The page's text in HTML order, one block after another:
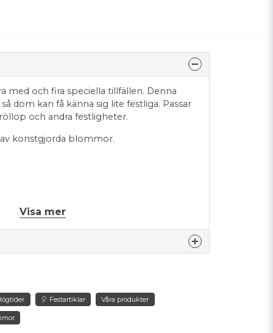
med och fira speciella tillfällen. Denna
dom kan få känna sig lite festliga. Passar
och andra festligheter.
konstgjorda blommor.
Visa mer
produkten...
🎈 Festartiklar Våra produkter